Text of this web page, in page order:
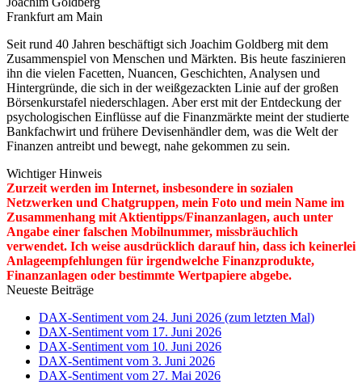
Frankfurt am Main
Seit rund 40 Jahren beschäftigt sich Joachim Goldberg mit dem
Zusammenspiel von Menschen und Märkten. Bis heute faszinieren
ihn die vielen Facetten, Nuancen, Geschichten, Analysen und
Hintergründe, die sich in der weißgezackten Linie auf der großen
Börsenkurstafel niederschlagen. Aber erst mit der Entdeckung der
psychologischen Einflüsse auf die Finanzmärkte meint der studierte
Bankfachwirt und frühere Devisenhändler dem, was die Welt der
Finanzen antreibt und bewegt, nahe gekommen zu sein.
Wichtiger Hinweis
Zurzeit werden im Internet, insbesondere in sozialen
Netzwerken und Chatgruppen, mein Foto und mein Name im
Zusammenhang mit Aktientipps/Finanzanlagen, auch unter
Angabe einer falschen Mobilnummer, missbräuchlich
verwendet. Ich weise ausdrücklich darauf hin, dass ich keinerlei
Anlageempfehlungen für irgendwelche Finanzprodukte,
Finanzanlagen oder bestimmte Wertpapiere abgebe.
Neueste Beiträge
DAX-Sentiment vom 24. Juni 2026 (zum letzten Mal)
DAX-Sentiment vom 17. Juni 2026
DAX-Sentiment vom 10. Juni 2026
DAX-Sentiment vom 3. Juni 2026
DAX-Sentiment vom 27. Mai 2026